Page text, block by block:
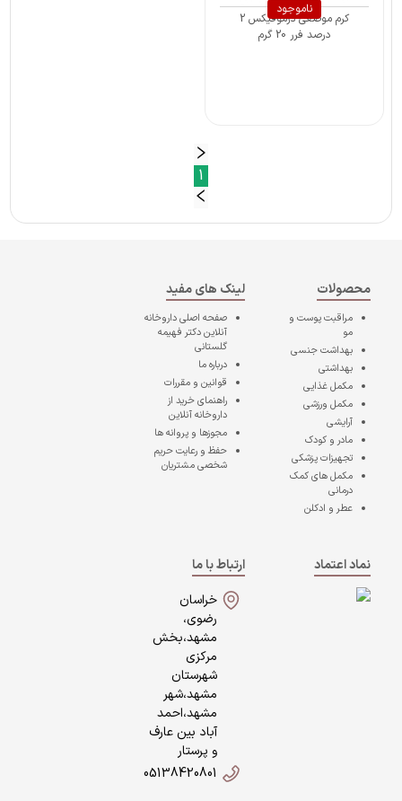
ناموجود
کرم موضعی درموفیکس 2
درصد فرر 20 گرم
1
محصولات
مراقبت پوست و
مو
بهداشت جنسی
بهداشتی
مکمل غذایی
مکمل ورزشی
آرایشی
مادر و کودک
تجهیزات پزشکی
مکمل های کمک
درمانی
عطر و ادکلن
لینک های مفید
صفحه اصلیداروخانه
آنلاین دکتر فهیمه
گلستانی
درباره ما
قوانین و مقررات
راهنمای خرید از
داروخانه آنلاین
مجوزها و پروانه ها
حفظ و رعایت حریم
شخصی مشتریان
نماد اعتماد
ارتباط با ما
خراسان
رضوی،
مشهد،بخش
مرکزی
شهرستان
مشهد،شهر
مشهد،احمد
آباد بین عارف
و پرستار
05138420801